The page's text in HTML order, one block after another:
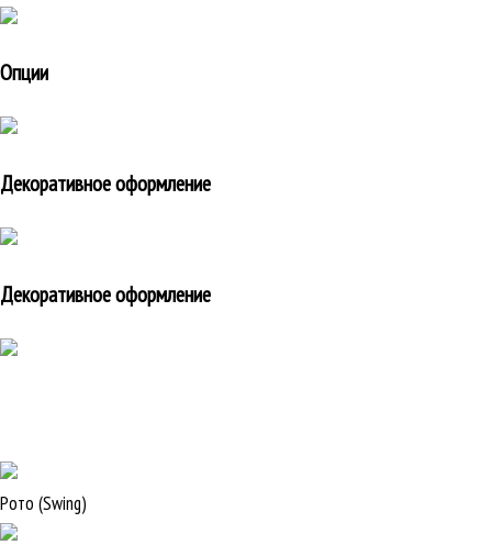
Опции
Декоративное оформление
Декоративное оформление
Рото (Swing)